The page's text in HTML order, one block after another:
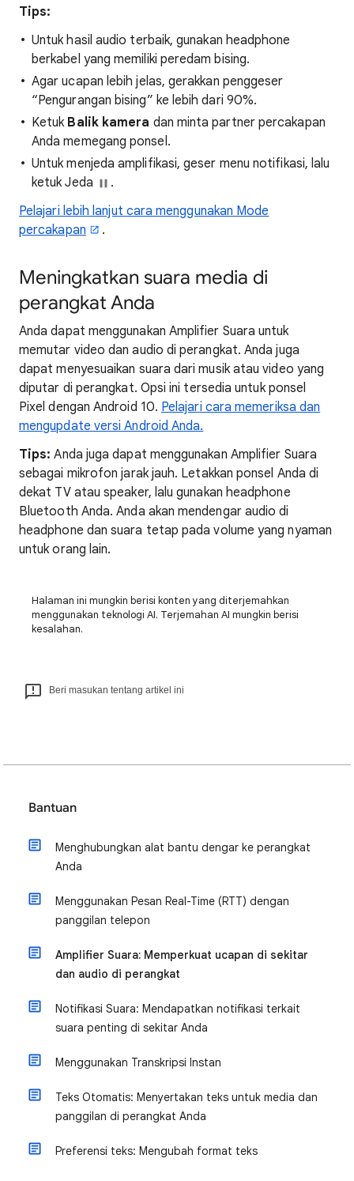
Tips:
Untuk hasil audio terbaik, gunakan headphone
berkabel yang memiliki peredam bising.
Agar ucapan lebih jelas, gerakkan penggeser
“Pengurangan bising” ke lebih dari 90%.
Ketuk Balik kamera dan minta partner percakapan
Anda memegang ponsel.
Untuk menjeda amplifikasi, geser menu notifikasi, lalu
ketuk Jeda
.
Pelajari lebih lanjut cara menggunakan Mode
percakapan
.
Meningkatkan suara media di
perangkat Anda
Anda dapat menggunakan Amplifier Suara untuk
memutar video dan audio di perangkat. Anda juga
dapat menyesuaikan suara dari musik atau video yang
diputar di perangkat. Opsi ini tersedia untuk ponsel
Pixel dengan Android 10. Pelajari cara memeriksa dan
mengupdate versi Android Anda.
Tips:Anda juga dapat menggunakan Amplifier Suara
sebagai mikrofon jarak jauh. Letakkan ponsel Anda di
dekat TV atau speaker, lalu gunakan headphone
Bluetooth Anda. Anda akan mendengar audio di
headphone dan suara tetap pada volume yang nyaman
untuk orang lain.
Halaman ini mungkin berisi konten yang diterjemahkan
menggunakan teknologi AI. Terjemahan AI mungkin berisi
kesalahan.
Beri masukan tentang artikel ini
Bantuan
Menghubungkan alat bantu dengar ke perangkat
Anda
Menggunakan Pesan Real-Time (RTT) dengan
panggilan telepon
Amplifier Suara: Memperkuat ucapan di sekitar
dan audio di perangkat
Notifikasi Suara: Mendapatkan notifikasi terkait
suara penting di sekitar Anda
Menggunakan Transkripsi Instan
Teks Otomatis: Menyertakan teks untuk media dan
panggilan di perangkat Anda
Preferensi teks: Mengubah format teks